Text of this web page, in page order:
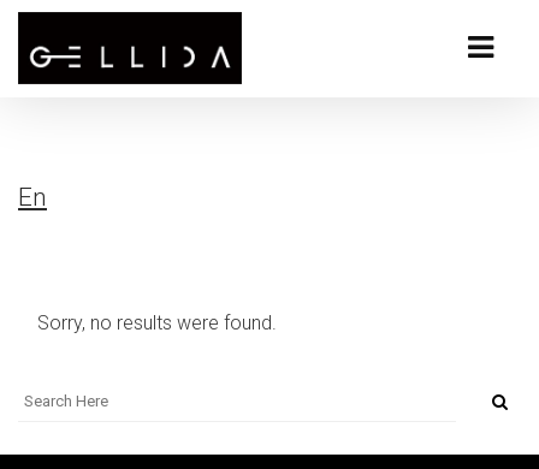
En
Sorry, no results were found.